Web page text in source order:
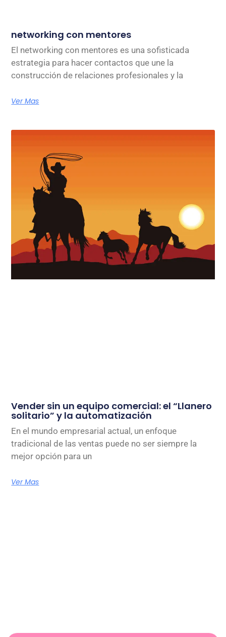
networking con mentores
El networking con mentores es una sofisticada
estrategia para hacer contactos que une la
construcción de relaciones profesionales y la
Ver Mas
Vender sin un equipo comercial: el “Llanero
solitario” y la automatización
En el mundo empresarial actual, un enfoque
tradicional de las ventas puede no ser siempre la
mejor opción para un
Ver Mas